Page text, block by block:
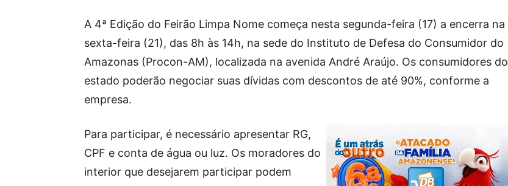
A 4ª Edição do Feirão Limpa Nome começa nesta segunda-feira (17) a encerra na
sexta-feira (21), das 8h às 14h, na sede do Instituto de Defesa do Consumidor do
Amazonas (Procon-AM), localizada na avenida André Araújo. Os consumidores do
estado poderão negociar suas dívidas com descontos de até 90%, conforme a
empresa.
Para participar, é necessário apresentar RG,
CPF e conta de água ou luz. Os moradores do
interior que desejarem participar podem